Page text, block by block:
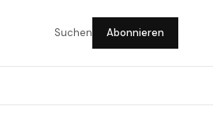
Suchen Abonnieren